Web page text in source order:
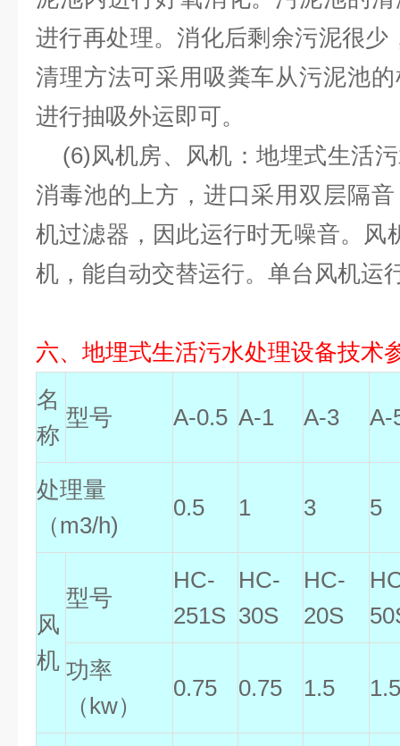
进行再处理。消化后剩余污泥很少
清理方法可采用吸粪车从污泥池
进行抽吸外运即可。
(6)风机房、风机：地埋式生活
消毒池的上方，进口采用双层隔
机过滤器，因此运行时无噪音。风
机，能自动交替运行。单台风机运
六、地埋式生活污水处理设备技术
名
称
型号 A-0.5 A-1 A-3 A-
处理量
（m3/h)
0.5 1 3 5
风
机
型号
HC-
251S
HC-
30S
HC-
20S
功率
（kw）
0.75 0.75 1.5 1.5